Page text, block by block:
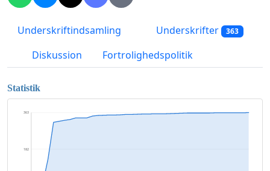
Underskriftindsamling Underskrifter 363
Diskussion Fortrolighedspolitik
Statistik
182
363